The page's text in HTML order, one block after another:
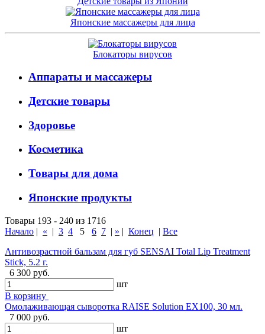
Японские массажеры для лица
Блокаторы вирусов
Аппараты и массажеры
Детские товары
Здоровье
Косметика
Товары для дома
Японские продукты
Товары 193 - 240 из 1716
Начало | « | 3 4 5 6 7 | » | Конец | Все
Антивозрастной бальзам для губ SENSAI Total Lip Treatment
Stick, 5.2 г.
6 300 руб.
шт
В корзину
Омолаживающая сыворотка RAISE Solution EX100, 30 мл.
7 000 руб.
шт